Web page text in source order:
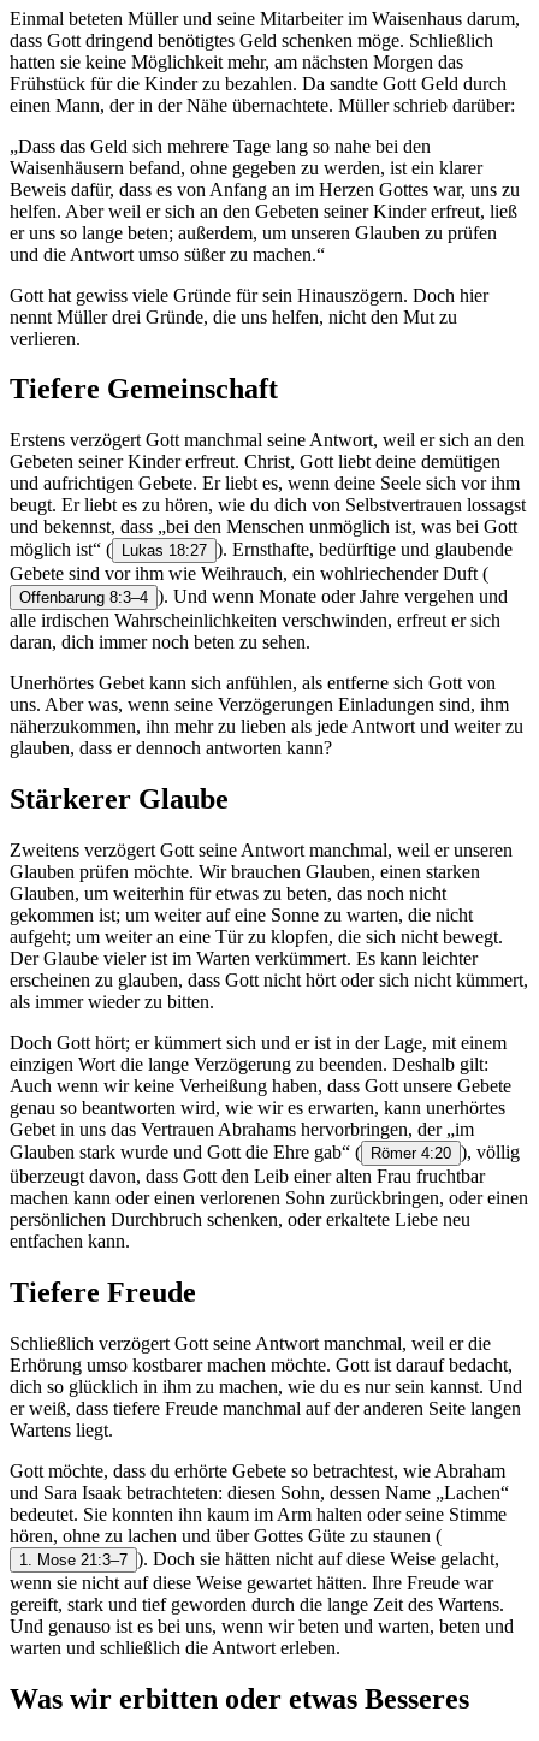
Einmal beteten Müller und seine Mitarbeiter im Waisenhaus darum,
dass Gott dringend benötigtes Geld schenken möge. Schließlich
hatten sie keine Möglichkeit mehr, am nächsten Morgen das
Frühstück für die Kinder zu bezahlen. Da sandte Gott Geld durch
einen Mann, der in der Nähe übernachtete. Müller schrieb darüber:
„Dass das Geld sich mehrere Tage lang so nahe bei den
Waisenhäusern befand, ohne gegeben zu werden, ist ein klarer
Beweis dafür, dass es von Anfang an im Herzen Gottes war, uns zu
helfen. Aber weil er sich an den Gebeten seiner Kinder erfreut, ließ
er uns so lange beten; außerdem, um unseren Glauben zu prüfen
und die Antwort umso süßer zu machen.“
Gott hat gewiss viele Gründe für sein Hinauszögern. Doch hier
nennt Müller drei Gründe, die uns helfen, nicht den Mut zu
verlieren.
Tiefere Gemeinschaft
Erstens verzögert Gott manchmal seine Antwort, weil er sich an den
Gebeten seiner Kinder erfreut. Christ, Gott liebt deine demütigen
und aufrichtigen Gebete. Er liebt es, wenn deine Seele sich vor ihm
beugt. Er liebt es zu hören, wie du dich von Selbstvertrauen lossagst
und bekennst, dass „bei den Menschen unmöglich ist, was bei Gott
möglich ist“ ( Lukas 18:27 ). Ernsthafte, bedürftige und glaubende
Gebete sind vor ihm wie Weihrauch, ein wohlriechender Duft (
Offenbarung 8:3–4 ). Und wenn Monate oder Jahre vergehen und
alle irdischen Wahrscheinlichkeiten verschwinden, erfreut er sich
daran, dich immer noch beten zu sehen.
Unerhörtes Gebet kann sich anfühlen, als entferne sich Gott von
uns. Aber was, wenn seine Verzögerungen Einladungen sind, ihm
näherzukommen, ihn mehr zu lieben als jede Antwort und weiter zu
glauben, dass er dennoch antworten kann?
Stärkerer Glaube
Zweitens verzögert Gott seine Antwort manchmal, weil er unseren
Glauben prüfen möchte. Wir brauchen Glauben, einen starken
Glauben, um weiterhin für etwas zu beten, das noch nicht
gekommen ist; um weiter auf eine Sonne zu warten, die nicht
aufgeht; um weiter an eine Tür zu klopfen, die sich nicht bewegt.
Der Glaube vieler ist im Warten verkümmert. Es kann leichter
erscheinen zu glauben, dass Gott nicht hört oder sich nicht kümmert,
als immer wieder zu bitten.
Doch Gott hört; er kümmert sich und er ist in der Lage, mit einem
einzigen Wort die lange Verzögerung zu beenden. Deshalb gilt:
Auch wenn wir keine Verheißung haben, dass Gott unsere Gebete
genau so beantworten wird, wie wir es erwarten, kann unerhörtes
Gebet in uns das Vertrauen Abrahams hervorbringen, der „im
Glauben stark wurde und Gott die Ehre gab“ ( Römer 4:20 ), völlig
überzeugt davon, dass Gott den Leib einer alten Frau fruchtbar
machen kann oder einen verlorenen Sohn zurückbringen, oder einen
persönlichen Durchbruch schenken, oder erkaltete Liebe neu
entfachen kann.
Tiefere Freude
Schließlich verzögert Gott seine Antwort manchmal, weil er die
Erhörung umso kostbarer machen möchte. Gott ist darauf bedacht,
dich so glücklich in ihm zu machen, wie du es nur sein kannst. Und
er weiß, dass tiefere Freude manchmal auf der anderen Seite langen
Wartens liegt.
Gott möchte, dass du erhörte Gebete so betrachtest, wie Abraham
und Sara Isaak betrachteten: diesen Sohn, dessen Name „Lachen“
bedeutet. Sie konnten ihn kaum im Arm halten oder seine Stimme
hören, ohne zu lachen und über Gottes Güte zu staunen (
1. Mose 21:3–7 ). Doch sie hätten nicht auf diese Weise gelacht,
wenn sie nicht auf diese Weise gewartet hätten. Ihre Freude war
gereift, stark und tief geworden durch die lange Zeit des Wartens.
Und genauso ist es bei uns, wenn wir beten und warten, beten und
warten und schließlich die Antwort erleben.
Was wir erbitten oder etwas Besseres